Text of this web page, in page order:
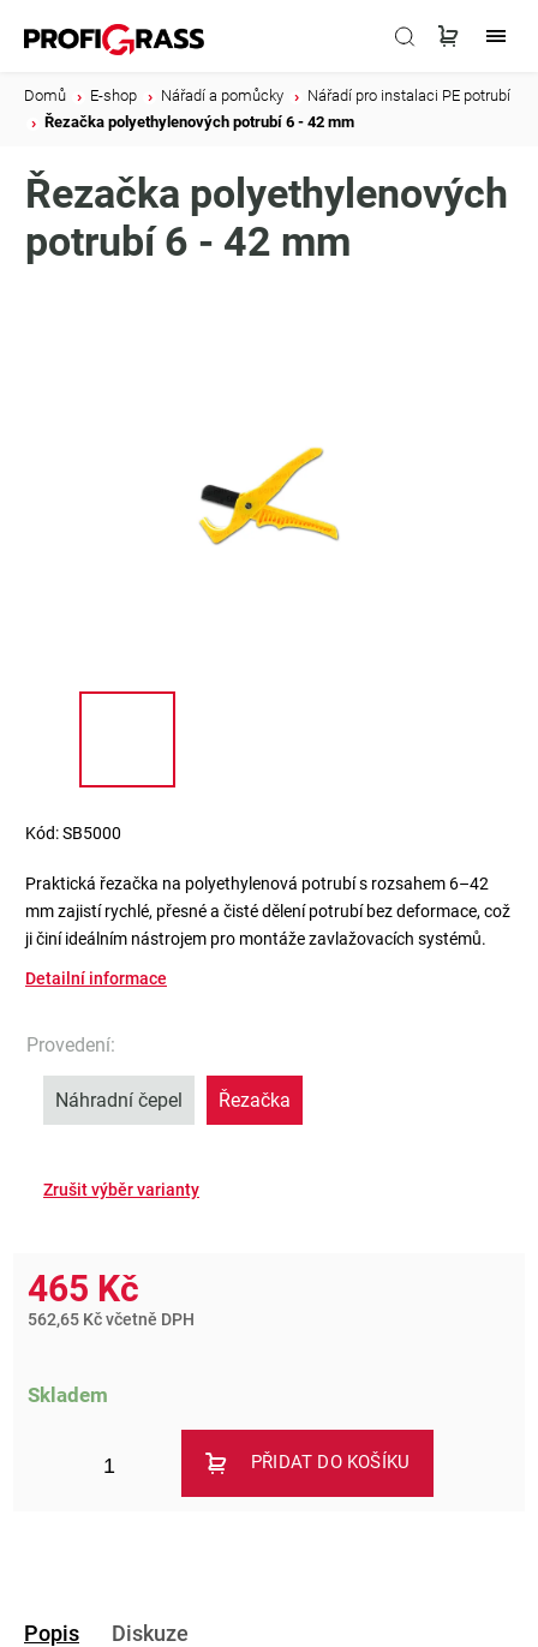
Domů E-shop Nářadí a pomůcky
Nářadí pro instalaci PE potrubí
Řezačka polyethylenových potrubí 6 - 42 mm
Řezačka polyethylenových
potrubí 6 - 42 mm
Kód:SB5000
Praktická řezačka na polyethylenová potrubí s rozsahem 6–42
mm zajistí rychlé, přesné a čisté dělení potrubí bez deformace, což
ji činí ideálním nástrojem pro montáže zavlažovacích systémů.
Detailní informace
Provedení:
Náhradní čepel Řezačka
465 Kč
562,65 Kč včetně DPH
Skladem
PŘIDAT DO KOŠÍKU
Popis Diskuze